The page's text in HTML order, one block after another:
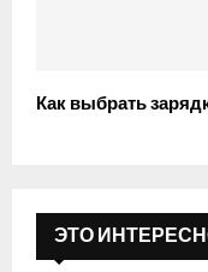
Как выбрать
ЭТО